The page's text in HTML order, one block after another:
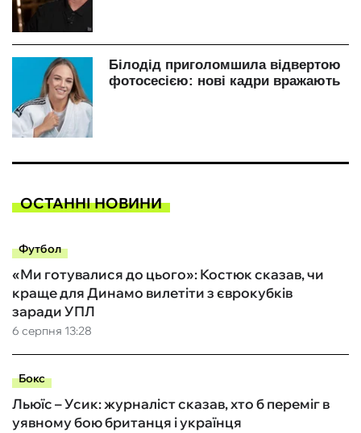
ОСТАННІ НОВИНИ
Футбол
6 серпня 13:28
«Ми готувалися до цього»: Костюк сказав, чи
краще для Динамо вилетіти з єврокубків
заради УПЛ
Бокс
Льюїс – Усик: журналіст сказав, хто б переміг в
уявному бою британця і українця